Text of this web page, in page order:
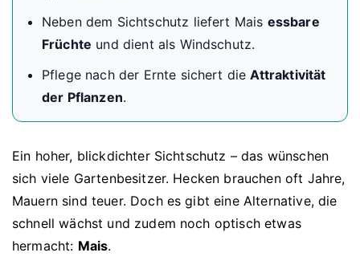
Neben dem Sichtschutz liefert Mais essbare
Früchte und dient als Windschutz.
Pflege nach der Ernte sichert dieAttraktivität
der Pflanzen.
Ein hoher, blickdichter Sichtschutz – das wünschen
sich viele Gartenbesitzer. Hecken brauchen oft Jahre,
Mauern sind teuer. Doch es gibt eine Alternative, die
schnell wächst und zudem noch optisch etwas
hermacht: Mais.